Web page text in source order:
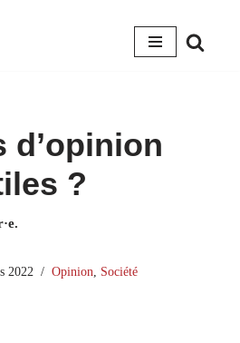
d’opinion
?
2022 Opinion Société